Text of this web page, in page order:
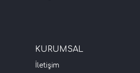
KURUMSAL
İletişim